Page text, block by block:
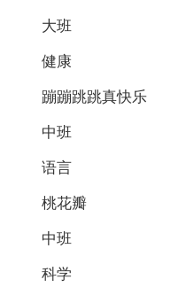
大班
健康
蹦蹦跳跳真快乐
中班
语言
桃花瓣
中班
科学